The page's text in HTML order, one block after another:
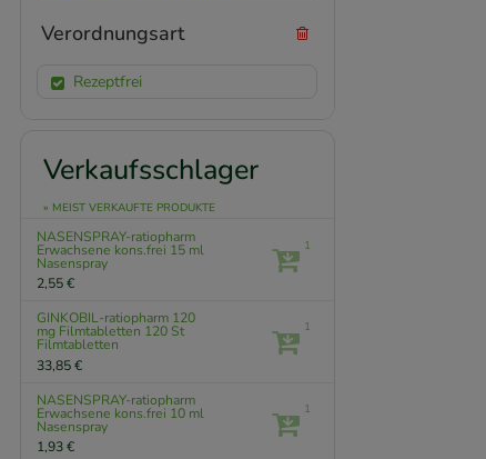
Verordnungsart
Rezeptfrei
Verkaufsschlager
» MEIST VERKAUFTE PRODUKTE
NASENSPRAY-ratiopharm
Erwachsene kons.frei 15 ml
Nasenspray
2,55 €
1
GINKOBIL-ratiopharm 120
mg Filmtabletten 120 St
Filmtabletten
33,85 €
1
NASENSPRAY-ratiopharm
Erwachsene kons.frei 10 ml
Nasenspray
1,93 €
1